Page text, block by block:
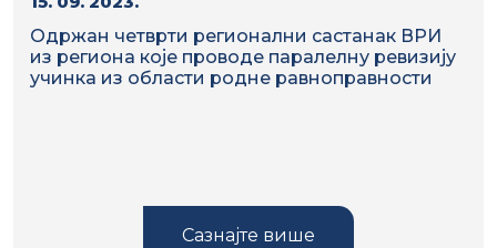
Одржан четврти регионални састанак ВРИ
из региона које проводе паралелну ревизију
учинка из области родне равноправности
Сазнајте више